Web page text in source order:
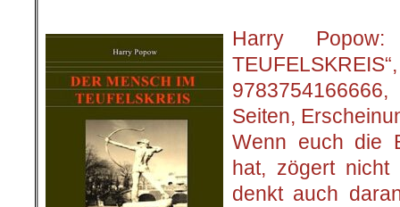
Harry
Seiten,
Wenn euch die
hat, zögert
denkt auch